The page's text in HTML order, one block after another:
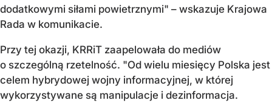
dodatkowymi siłami powietrznymi" – wskazuje Krajowa
Rada w komunikacie.
Przy tej okazji, KRRiT zaapelowała do mediów
o szczególną rzetelność. "Od wielu miesięcy Polska jest
celem hybrydowej wojny informacyjnej, w której
wykorzystywane są manipulacje i dezinformacja.